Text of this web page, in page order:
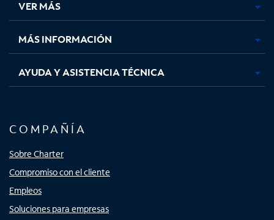
pestaña
nueva
pestaña
nueva
pestaña
nuevanueva
VER MÁS
MÁS INFORMACIÓN
AYUDA Y ASISTENCIA TÉCNICA
COMPAÑÍA
Sobre Charter
Compromiso con el cliente
Empleos
Soluciones para empresas